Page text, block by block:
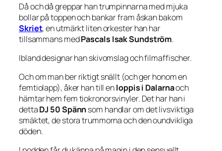
Då och då greppar han trumpinnarna med mjuka
bollar på toppen och bankar fram åskan bakom
Skriet, en utmärkt liten orkester han har
tillsammans medPascals Isak Sundström.
Ibland designar han skivomslag och filmaffischer.
Och om man ber riktigt snällt (och ger honom en
femtiolapp), åker han till enloppis i Dalarnaoch
hämtar hem fem tiokronorsvinyler. Det har han i
dettaDJ 50 Spännsom handlar om det livsviktiga
smäktet, de stora trummorna och den oundvikliga
döden.